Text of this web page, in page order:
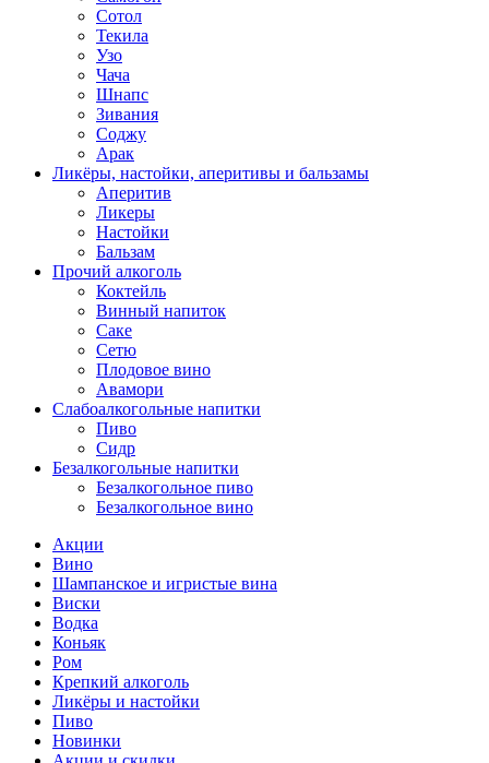
Сотол
Текила
Узо
Чача
Шнапс
Зивания
Соджу
Арак
Ликёры, настойки, аперитивы и бальзамы
Аперитив
Ликеры
Настойки
Бальзам
Прочий алкоголь
Коктейль
Винный напиток
Саке
Сетю
Плодовое вино
Авамори
Слабоалкогольные напитки
Пиво
Сидр
Безалкогольные напитки
Безалкогольное пиво
Безалкогольное вино
Акции
Вино
Шампанское и игристые вина
Виски
Водка
Коньяк
Ром
Крепкий алкоголь
Ликёры и настойки
Пиво
Новинки